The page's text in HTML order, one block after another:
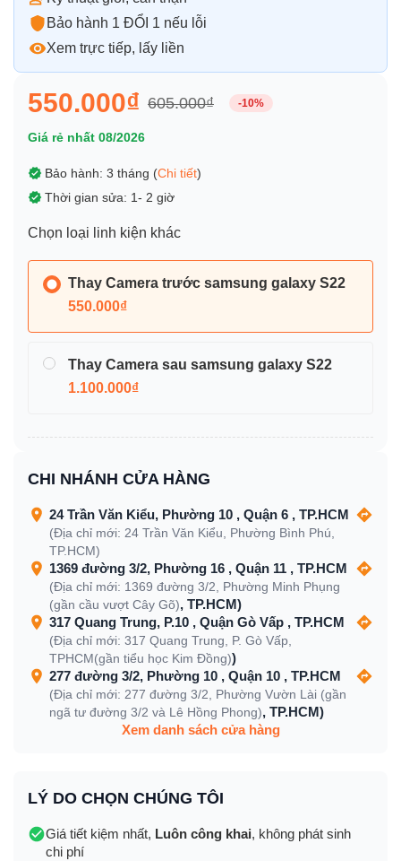
Bảo hành 1 ĐỔI 1 nếu lỗi
Xem trực tiếp, lấy liền
550.000₫ 605.000₫ -10%
Giá rẻ nhất 08/2026
Bảo hành: 3 tháng (Chi tiết)
Thời gian sửa: 1- 2 giờ
Chọn loại linh kiện khác
Thay Camera trước samsung galaxy S22
550.000₫
Thay Camera sau samsung galaxy S22
1.100.000₫
CHI NHÁNH CỬA HÀNG
24 Trần Văn Kiểu, Phường 10 , Quận 6 , TP.HCM
(Địa chỉ mới: 24 Trần Văn Kiểu, Phường Bình Phú,
TP.HCM)
1369 đường 3/2, Phường 16 , Quận 11 , TP.HCM
(Địa chỉ mới: 1369 đường 3/2, Phường Minh Phụng
(gần cầu vượt Cây Gõ), TP.HCM)
317 Quang Trung, P.10 , Quận Gò Vấp , TP.HCM
(Địa chỉ mới: 317 Quang Trung, P. Gò Vấp,
TPHCM(gần tiểu học Kim Đồng))
277 đường 3/2, Phường 10 , Quận 10 , TP.HCM
(Địa chỉ mới: 277 đường 3/2, Phường Vườn Lài (gần
ngã tư đường 3/2 và Lê Hồng Phong), TP.HCM)
Xem danh sách cửa hàng
LÝ DO CHỌN CHÚNG TÔI
Giá tiết kiệm nhất, Luôn công khai, không phát sinh
chi phí